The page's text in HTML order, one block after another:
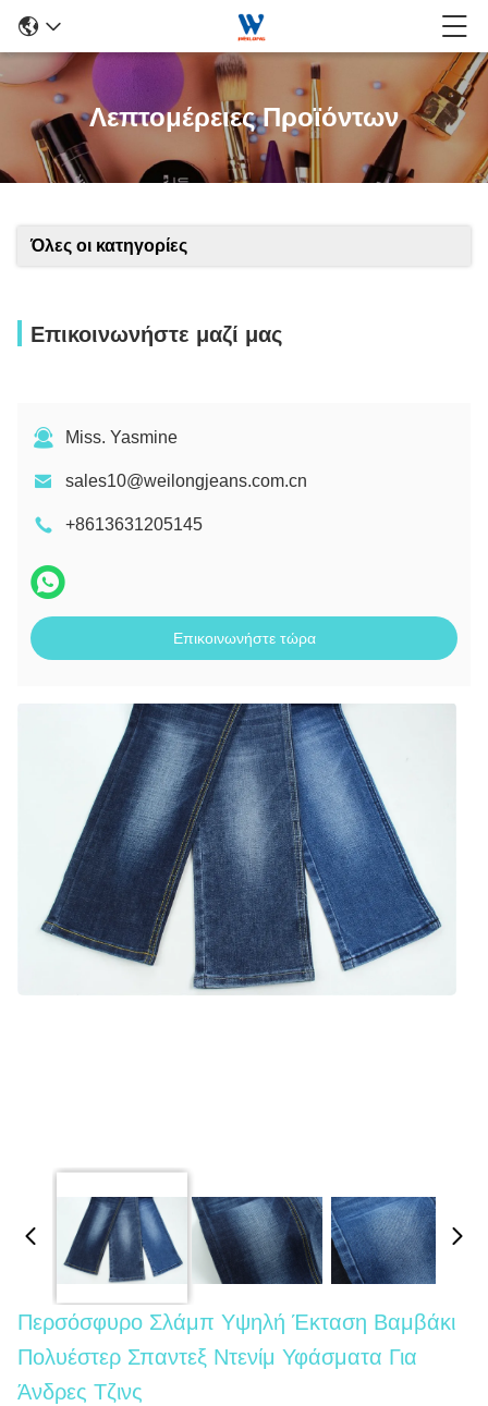
Λεπτομέρειες Προϊόντων
Όλες οι κατηγορίες
Επικοινωνήστε μαζί μας
Miss. Yasmine
sales10@weilongjeans.com.cn
+8613631205145
Επικοινωνήστε τώρα
Περσόσφυρο Σλάμπ Υψηλή Έκταση Βαμβάκι
Πολυέστερ Σπαντεξ Ντενίμ Υφάσματα Για
Άνδρες Τζινς